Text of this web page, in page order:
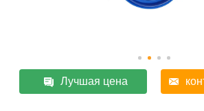
Лучшая цена